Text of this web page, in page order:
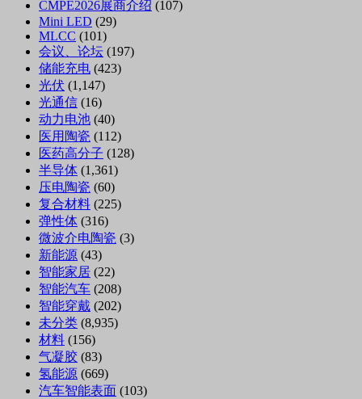
CMPE2026展商介绍 (107)
Mini LED (29)
MLCC (101)
会议、论坛 (197)
储能充电 (423)
光伏 (1,147)
光通信 (16)
动力电池 (40)
医用陶瓷 (112)
医药高分子 (128)
半导体 (1,361)
压电陶瓷 (60)
复合材料 (225)
弹性体 (316)
微波介电陶瓷 (3)
新能源 (43)
智能家居 (22)
智能汽车 (208)
智能穿戴 (202)
未分类 (8,935)
材料 (156)
气凝胶 (83)
氢能源 (669)
汽车智能表面 (103)